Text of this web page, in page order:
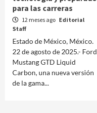
para las carreras
12 meses ago Editorial
Staff
Estado de México, México.
22 de agosto de 2025.- Ford
Mustang GTD Liquid
Carbon, una nueva versión
de la gama...